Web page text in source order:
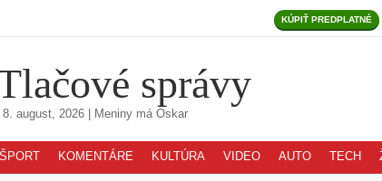
KÚPIŤ PREDPLATNÉ
správy
august, 2026| Meniny má Oskar
ŠPORT KOMENTÁRE KULTÚRA VIDEO AUTO TECH